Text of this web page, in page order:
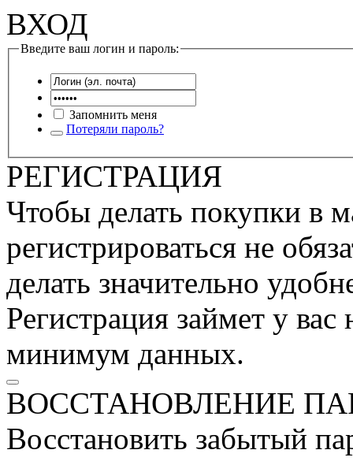
ВХОД
Введите ваш логин и пароль:
Запомнить меня
Потеряли пароль?
РЕГИСТРАЦИЯ
Чтобы делать покупки в
регистрироваться не
делать значительно
Регистрация займет у
минимум данных.
ВОССТАНОВЛЕНИЕ
Восстановить забытый